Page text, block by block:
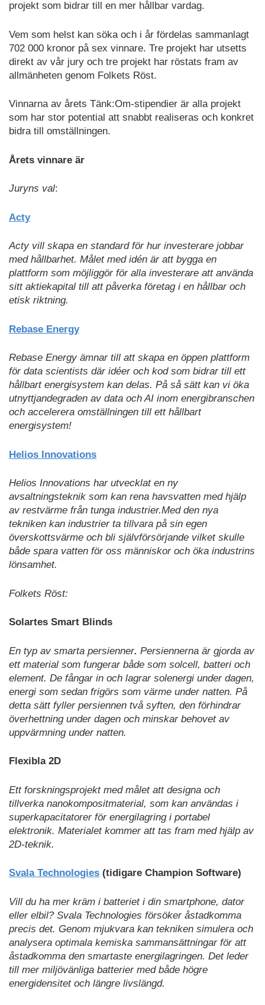
projekt som bidrar till en mer hållbar vardag.
Vem som helst kan söka och i år fördelas sammanlagt
702 000 kronor på sex vinnare. Tre projekt har utsetts
direkt av vår jury och tre projekt har röstats fram av
allmänheten genom Folkets Röst.
Vinnarna av årets Tänk:Om-stipendier är alla projekt
som har stor potential att snabbt realiseras och konkret
bidra till omställningen.
Årets vinnare är
Juryns val:
Acty
Acty vill skapa en standard för hur investerare jobbar
med hållbarhet. Målet med idén är att bygga en
plattform som möjliggör för alla investerare att använda
sitt aktiekapital till att påverka företag i en hållbar och
etisk riktning.
Rebase Energy
Rebase Energy ämnar till att skapa en öppen plattform
för data scientists där idéer och kod som bidrar till ett
hållbart energisystem kan delas. På så sätt kan vi öka
utnyttjandegraden av data och AI inom energibranschen
och accelerera omställningen till ett hållbart
energisystem!
Helios Innovations
Helios Innovations har utvecklat en ny
avsaltningsteknik som kan rena havsvatten med hjälp
av restvärme från tunga industrier.Med den nya
tekniken kan industrier ta tillvara på sin egen
överskottsvärme och bli självförsörjande vilket skulle
både spara vatten för oss människor och öka industrins
lönsamhet.
Folkets Röst:
Solartes Smart Blinds
En typ av smarta persienner. Persiennerna är gjorda av
ett material som fungerar både som solcell, batteri och
element. De fångar in och lagrar solenergi under dagen,
energi som sedan frigörs som värme under natten. På
detta sätt fyller persiennen två syften, den förhindrar
överhettning under dagen och minskar behovet av
uppvärmning under natten.
Flexibla 2D
Ett forskningsprojekt med målet att designa och
tillverka nanokompositmaterial, som kan användas i
superkapacitatorer för energilagring i portabel
elektronik. Materialet kommer att tas fram med hjälp av
2D-teknik.
Svala Technologies (tidigare Champion Software)
Vill du ha mer kräm i batteriet i din smartphone, dator
eller elbil? Svala Technologies försöker åstadkomma
precis det. Genom mjukvara kan tekniken simulera och
analysera optimala kemiska sammansättningar för att
åstadkomma den smartaste energilagringen. Det leder
till mer miljövänliga batterier med både högre
energidensitet och längre livslängd.